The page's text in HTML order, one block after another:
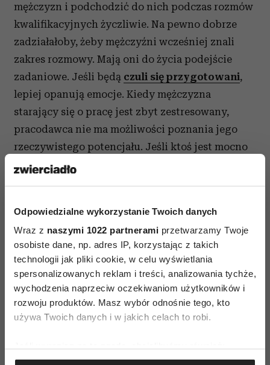
Odpowiedzialne wykorzystanie Twoich danych
Wraz z naszymi 1022 partnerami przetwarzamy Twoje
osobiste dane, np. adres IP, korzystając z takich
technologii jak pliki cookie, w celu wyświetlania
spersonalizowanych reklam i treści, analizowania tychże,
wychodzenia naprzeciw oczekiwaniom użytkowników i
rozwoju produktów. Masz wybór odnośnie tego, kto
używa Twoich danych i w jakich celach to robi.
Gromadzić dane dotyczące Twojej lokalizacji
mężczyzn i podchodzić do nich podczas rozmów
kwalifikacyjnych życzliwie. Na pewno dobrze
zadziałałoby, żeby mężczyźni wcześniej znali
zakres rozmowy. Mają oni do życia podejście
zadaniowe. Jeśli będą czuli się przygotowani,
lepiej opanują emocje. Kiedy mężczyzna
starający się o pracę jest zbyt zestresowany,
pracodawca nie ma możliwości poznania jego
rzeczywistego potencjału. Jeśli ktoś jest mocno
zaniepokojony, nie jest w stanie pokazać
emocjami. Z drugiej strony konieczne jest, żeby
mężczyźni nauczyli się lepiej radzić sobie ze
stresem.źródło: Uniwersytet Guelph